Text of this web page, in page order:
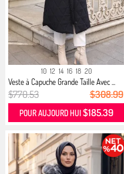
10 12 14 16 18 20
Veste à Capuche Grande Taille Avec ...
$770.53 $308.99
POUR AUJOURD HUI$185.39